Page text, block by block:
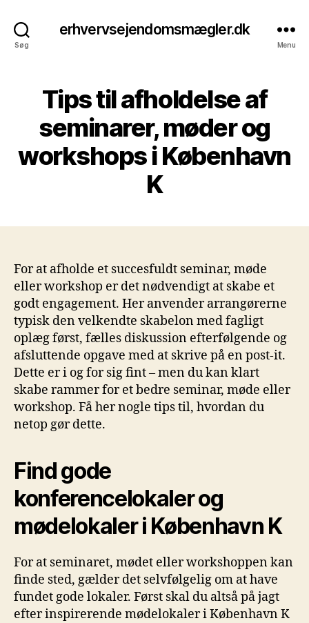
Søg
erhvervsejendomsmægler.dk
Menu
Tips til afholdelse af
seminarer, møder og
workshops i København
K
For at afholde et succesfuldt seminar, møde
eller workshop er det nødvendigt at skabe et
godt engagement. Her anvender arrangørerne
typisk den velkendte skabelon med fagligt
oplæg først, fælles diskussion efterfølgende og
afsluttende opgave med at skrive på en post-it.
Dette er i og for sig fint – men du kan klart
skabe rammer for et bedre seminar, møde eller
workshop. Få her nogle tips til, hvordan du
netop gør dette.
Find gode
konferencelokaler og
mødelokaler i København K
For at seminaret, mødet eller workshoppen kan
finde sted, gælder det selvfølgelig om at have
fundet gode lokaler. Først skal du altså på jagt
efter inspirerende mødelokaler i København K